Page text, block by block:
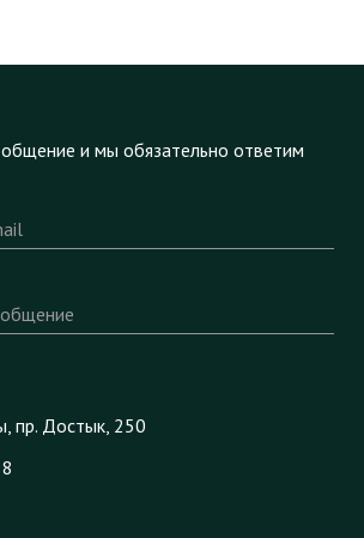
и мы обязательно ответим
пр. Достык, 250